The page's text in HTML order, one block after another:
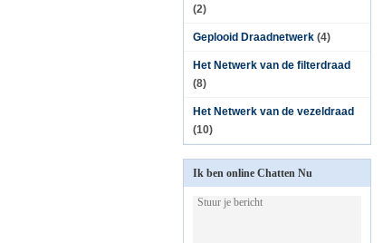
(2)
Geplooid Draadnetwerk (4)
Het Netwerk van de filterdraad
(8)
Het Netwerk van de vezeldraad
(10)
Ik ben online Chatten Nu